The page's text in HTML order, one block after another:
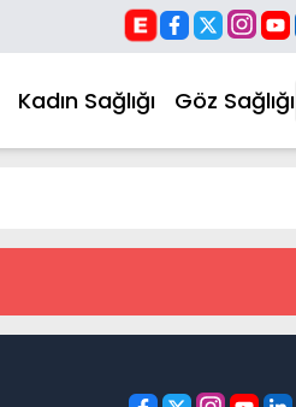
Kadın Sağlığı Göz Sağlığı